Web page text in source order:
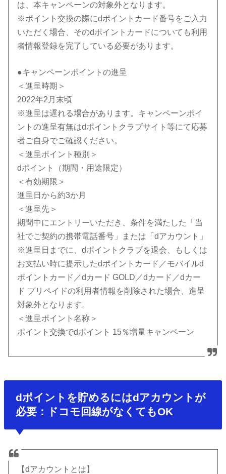
は、本キャンペーンの対象外となります。
※ポイント交換の際にdポイントカード番号をご入力
いただく場合、そのdポイントカードについても利用
者情報登録を完了している必要があります。
●キャンペーンポイントの進呈
＜進呈時期＞
2022年2月末頃
※進呈は遅れる場合があります。キャンペーンポイ
ントの進呈有無はdポイントクラブサイト等にて応募
者ご自身でご確認ください。
＜進呈ポイント種別＞
dポイント（期間・用途限定）
＜有効期限＞
進呈日から約3か月
＜進呈先＞
期間中にエントリーいただき、条件を満たした「当
社でご契約の携帯電話番号」または「dアカウント」
※進呈日までに、dポイントクラブを退会、もしくは
お支払い時に提示したdポイントカード／モバイルd
ポイントカード／dカード GOLD／dカード／dカー
ド プリペイドの利用者情報を削除された場合、進呈
対象外となります。
＜進呈ポイント名称＞
ポイント交換でdポイント 15％増量キャンペーン
dポイントを貯めるにはdアカウントが
必要：ドコモ回線がなくてもOK
【dアカウントとは】